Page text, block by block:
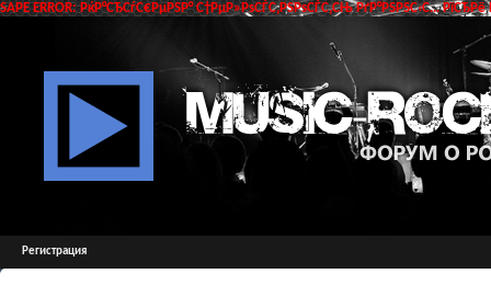
SAPE ERROR: РќР°СЂСѓС€РµРЅР° С†РµР»РѕСЃС‚РЅРѕСЃС‚СЊ РґР°РЅРЅС‹С…
Регистрация